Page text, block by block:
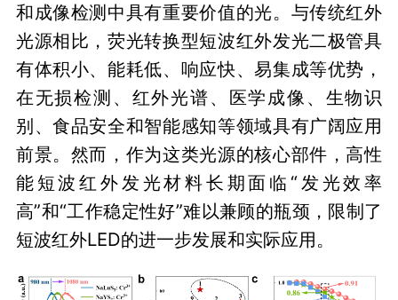
和成像检测中具有重要价值的光。与传统红外
光源相比，荧光转换型短波红外发光二极管具
有体积小、能耗低、响应快、易集成等优势，
在无损检测、红外光谱、医学成像、生物识
别、食品安全和智能感知等领域具有广阔应用
前景。然而，作为这类光源的核心部件，高性
能短波红外发光材料长期面临“发光效率
高”和“工作稳定性好”难以兼顾的瓶颈，限制了
短波红外LED的进一步发展和实际应用。